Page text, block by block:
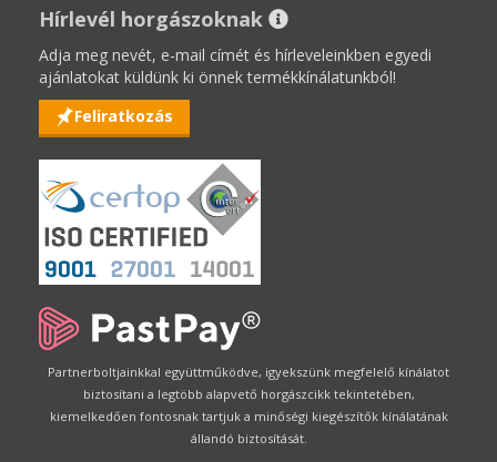
Hírlevél horgászoknak
Adja meg nevét, e-mail címét és hírleveleinkben egyedi
ajánlatokat küldünk ki önnek termékkínálatunkból!
Feliratkozás
Partnerboltjainkkal együttműködve, igyekszünk megfelelő kínálatot
biztosítani a legtöbb alapvető horgászcikk tekintetében,
kiemelkedően fontosnak tartjuk a minőségi kiegészítők kínálatának
állandó biztosítását.